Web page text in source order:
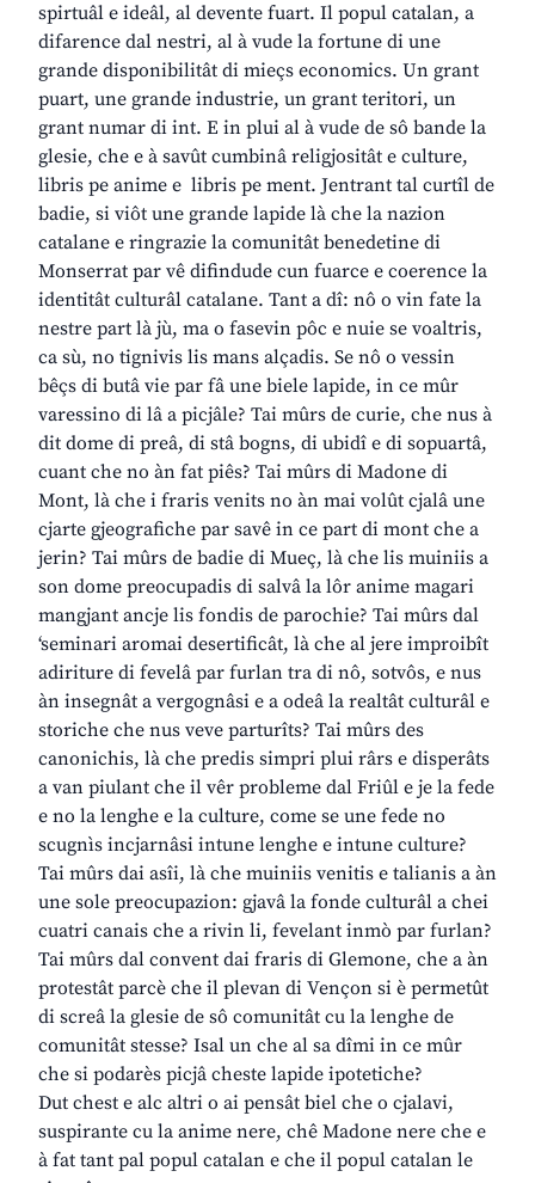
spirtuâl e ideâl, al devente fuart. Il popul catalan, a
difarence dal nestri, al à vude la fortune di une
grande disponibilitât di mieçs economics. Un grant
puart, une grande industrie, un grant teritori, un
grant numar di int. E in plui al à vude de sô bande la
glesie, che e à savût cumbinâ religjositât e culture,
libris pe anime e libris pe ment. Jentrant tal curtîl de
badie, si viôt une grande lapide là che la nazion
catalane e ringrazie la comunitât benedetine di
Monserrat par vê difindude cun fuarce e coerence la
identitât culturâl catalane. Tant a dî: nô o vin fate la
nestre part là jù, ma o fasevin pôc e nuie se voaltris,
ca sù, no tignivis lis mans alçadis. Se nô o vessin
bêçs di butâ vie par fâ une biele lapide, in ce mûr
varessino di lâ a picjâle? Tai mûrs de curie, che nus à
dit dome di preâ, di stâ bogns, di ubidî e di sopuartâ,
cuant che no àn fat piês? Tai mûrs di Madone di
Mont, là che i fraris venits no àn mai volût cjalâ une
cjarte gjeografiche par savê in ce part di mont che a
jerin? Tai mûrs de badie di Mueç, là che lis muiniis a
son dome preocupadis di salvâ la lôr anime magari
mangjant ancje lis fondis de parochie? Tai mûrs dal
‘seminari aromai desertificât, là che al jere improibît
adiriture di fevelâ par furlan tra di nô, sotvôs, e nus
àn insegnât a vergognâsi e a odeâ la realtât culturâl e
storiche che nus veve parturîts? Tai mûrs des
canonichis, là che predis simpri plui rârs e disperâts
a van piulant che il vêr probleme dal Friûl e je la fede
e no la lenghe e la culture, come se une fede no
scugnìs incjarnâsi intune lenghe e intune culture?
Tai mûrs dai asîi, là che muiniis venitis e talianis a àn
une sole preocupazion: gjavâ la fonde culturâl a chei
cuatri canais che a rivin li, fevelant inmò par furlan?
Tai mûrs dal convent dai fraris di Glemone, che a àn
protestât parcè che il plevan di Vençon si è permetût
di screâ la glesie de sô comunitât cu la lenghe de
comunitât stesse? Isal un che al sa dîmi in ce mûr
che si podarès picjâ cheste lapide ipotetiche?
Dut chest e alc altri o ai pensât biel che o cjalavi,
suspirante cu la anime nere, chê Madone nere che e
à fat tant pal popul catalan e che il popul catalan le